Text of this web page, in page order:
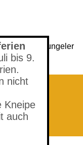
bis 9.
nicht
Kneipe
auch
& Tungeler
1903